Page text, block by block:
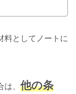
としてノートに
、 他の条